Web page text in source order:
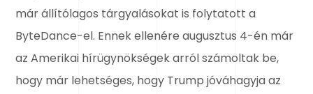
már állítólagos tárgyalásokat is folytatott a
ByteDance-el. Ennek ellenére augusztus 4-én már
az Amerikai hírügynökségek arról számoltak be,
hogy már lehetséges, hogy Trump jóváhagyja az